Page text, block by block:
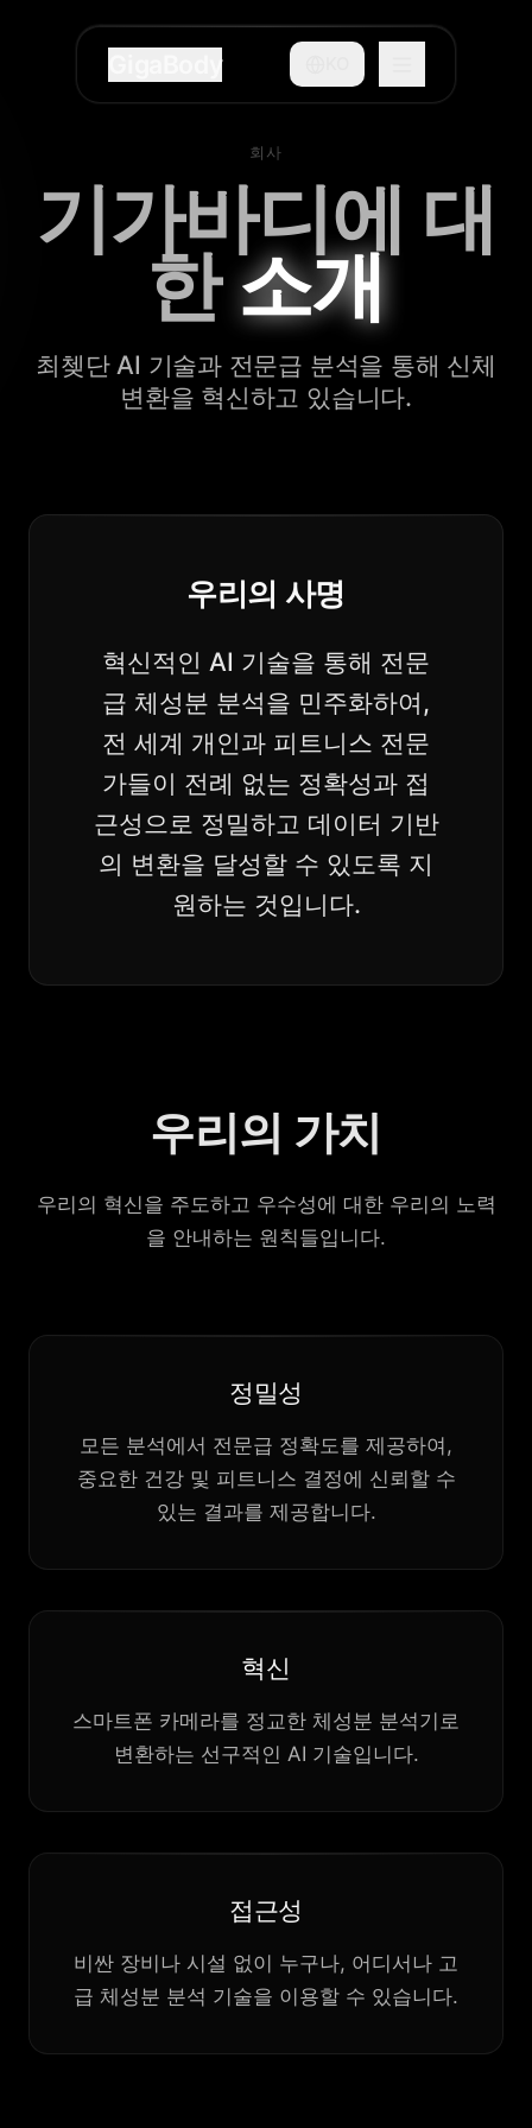
GigaBody
회사
기가바디에 대
한 소개
최쳊단 AI 기술과 전문급 분석을 통해 신체
변환을 혁신하고 있습니다.
우리의 사명
혁신적인 AI 기술을 통해 전문
급 체성분 분석을 민주화하여,
전 세계 개인과 피트니스 전문
가들이 전례 없는 정확성과 접
근성으로 정밀하고 데이터 기반
의 변환을 달성할 수 있도록 지
원하는 것입니다.
우리의 가치
우리의 혁신을 주도하고 우수성에 대한 우리의 노력
을 안내하는 원칙들입니다.
정밀성
모든 분석에서 전문급 정확도를 제공하여,
중요한 건강 및 피트니스 결정에 신뢰할 수
있는 결과를 제공합니다.
혁신
스마트폰 카메라를 정교한 체성분 분석기로
변환하는 선구적인 AI 기술입니다.
접근성
비싼 장비나 시설 없이 누구나, 어디서나 고
급 체성분 분석 기술을 이용할 수 있습니다.